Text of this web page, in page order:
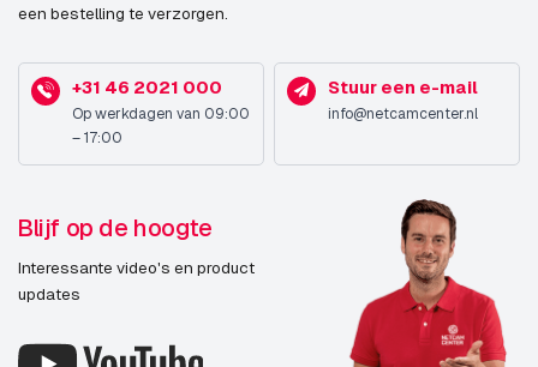
een bestelling te verzorgen.
+31 46 2021 000
Op werkdagen van 09:00
– 17:00
Stuur een e-mail
info@netcamcenter.nl
Blijf op de hoogte
Interessante video's en product
updates